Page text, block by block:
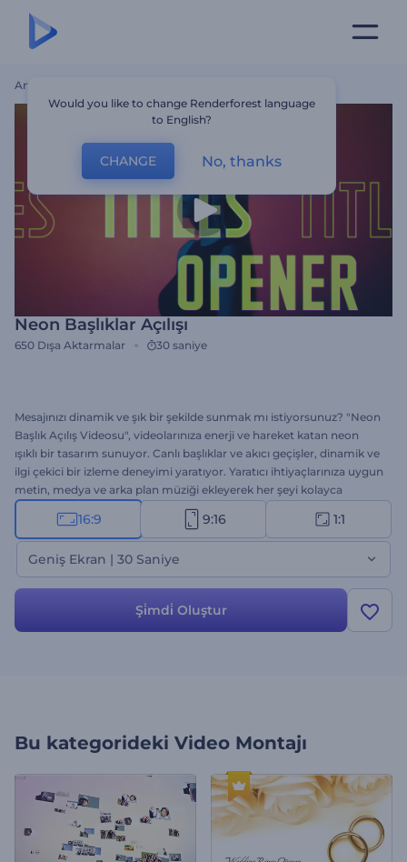
Ana Sayfa
Neon Başlıklar Açılışı
650 Dışa Aktarmalar 30 saniye
Mesajınızı dinamik ve şık bir şekilde sunmak mı istiyorsunuz? "Neon
Başlık Açılış Videosu", videolarınıza enerji ve hareket katan neon
ışıklı bir tasarım sunuyor. Canlı başlıklar ve akıcı geçişler, dinamik ve
ilgi çekici bir izleme deneyimi yaratıyor. Yaratıcı ihtiyaçlarınıza uygun
metin, medya ve arka plan müziği ekleyerek her şeyi kolayca
kişiselleştirin. Etkinlik açılışları, sosyal medya, marka oluşturma ve
diğer tanıtım videoları için mükemmel. Hemen oluşturun!
16:9 9:16 1:1
Geniş Ekran | 30 Saniye
Şi̇mdi̇ Oluştur
Bu kategorideki Video Montajı
Would you like to change Renderforest language
to English?
CHANGE No, thanks